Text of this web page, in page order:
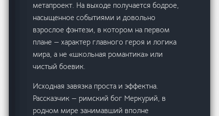
метапроект. На выходе получается бодрое,
насыщенное событиями и довольно
взрослое фэнтези, в котором на первом
плане — характер главного героя и логика
мира, а не «школьная романтика» или
чистый боевик.
Исходная завязка проста и эффектна.
Рассказчик — римский бог Меркурий, в
родном мире занимавший вполне